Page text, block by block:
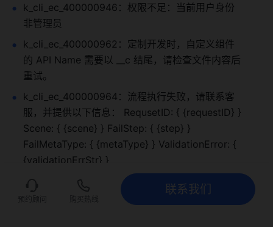
k_cli_ec_400000946：权限不足：当前用户身份
非管理员
k_cli_ec_400000962：定制开发时，自定义组件
的 API Name 需要以 __c 结尾，请检查文件内容后
重试。
k_cli_ec_400000964：流程执行失败，请联系客
服，并提供以下信息： RequsetID: { {requestID} }
Scene: { {scene} } FailStep: { {step} }
FailMetaType: { {metaType} } ValidationError: {
{validationErrStr} }
k_cli_ec_400000975：发布失败，{ {content} }
为空
联系我们
预约顾问 购买热线
联系我们